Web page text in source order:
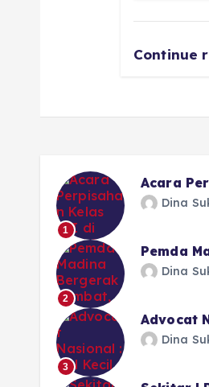
k
Continue
1
Acara
Dina
2
Pemda
Dina
3
Advocat
Dina